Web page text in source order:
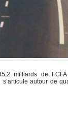
milliards de
autour de